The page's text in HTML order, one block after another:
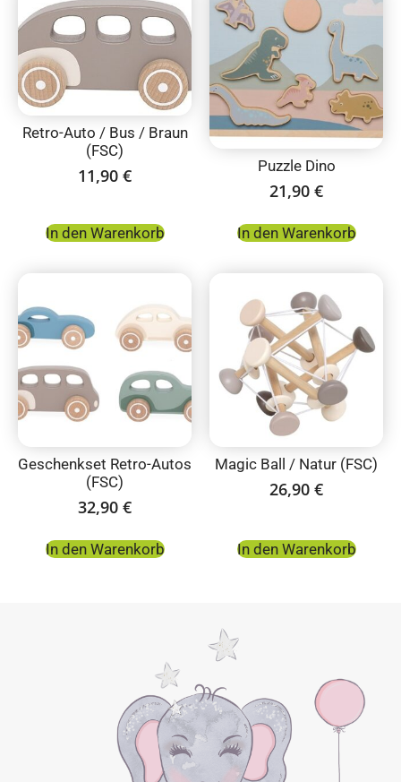
Retro-Auto / Bus / Braun
(FSC)
11,90 €
In den Warenkorb
Puzzle Dino
21,90 €
In den Warenkorb
Geschenkset Retro-Autos
(FSC)
32,90 €
In den Warenkorb
Magic Ball / Natur (FSC)
26,90 €
In den Warenkorb